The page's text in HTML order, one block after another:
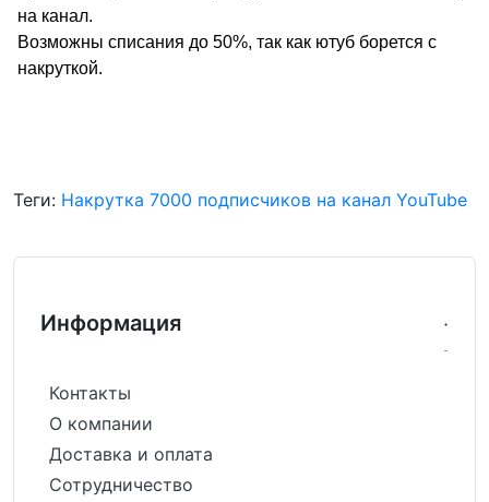
на канал.
Возможны списания до 50%, так как ютуб борется с
накруткой.
Теги: Накрутка 7000 подписчиков на канал YouTube
Информация
Контакты
О компании
Доставка и оплата
Сотрудничество